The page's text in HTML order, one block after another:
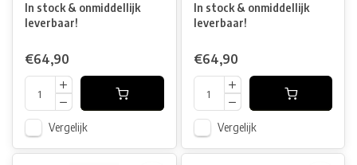
In stock & onmiddellijk
leverbaar!
€64,90
Vergelijk
In stock & onmiddellijk
leverbaar!
€64,90
Vergelijk